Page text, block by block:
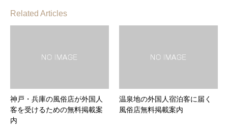
Related Articles
神戸・兵庫の風俗店が外国人
客を受けるための無料掲載案
内
温泉地の外国人宿泊客に届く
風俗店無料掲載案内